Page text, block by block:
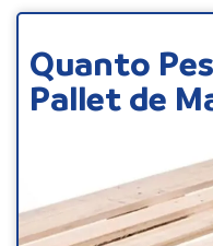
Quanto
Pallet de